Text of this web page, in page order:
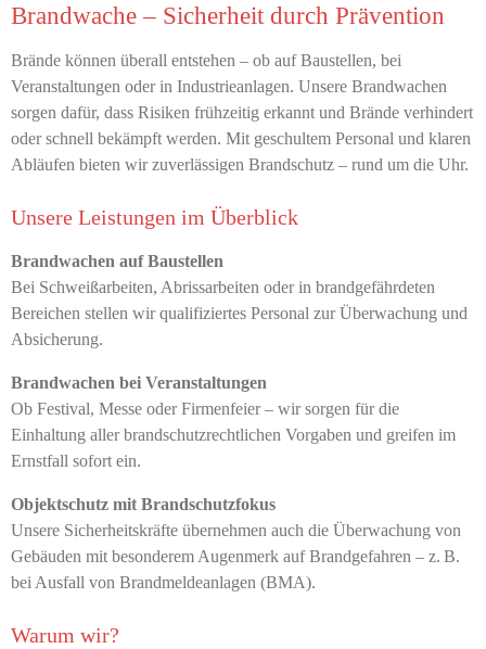
Brandwache – Sicherheit durch Prävention
Brände können überall entstehen – ob auf Baustellen, bei
Veranstaltungen oder in Industrieanlagen. Unsere Brandwachen
sorgen dafür, dass Risiken frühzeitig erkannt und Brände verhindert
oder schnell bekämpft werden. Mit geschultem Personal und klaren
Abläufen bieten wir zuverlässigen Brandschutz – rund um die Uhr.
Unsere Leistungen im Überblick
Brandwachen auf Baustellen
Bei Schweißarbeiten, Abrissarbeiten oder in brandgefährdeten
Bereichen stellen wir qualifiziertes Personal zur Überwachung und
Absicherung.
Brandwachen bei Veranstaltungen
Ob Festival, Messe oder Firmenfeier – wir sorgen für die
Einhaltung aller brandschutzrechtlichen Vorgaben und greifen im
Ernstfall sofort ein.
Objektschutz mit Brandschutzfokus
Unsere Sicherheitskräfte übernehmen auch die Überwachung von
Gebäuden mit besonderem Augenmerk auf Brandgefahren – z. B.
bei Ausfall von Brandmeldeanlagen (BMA).
Warum wir?